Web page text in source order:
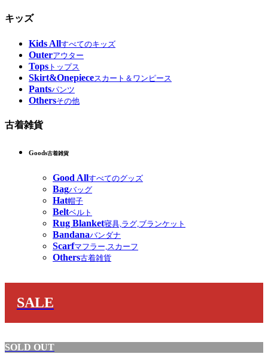
キッズ
Kids Allすべてのキッズ
Outerアウター
Tops トップス
Skirt&Onepieceスカート＆ワンピース
Pantsパンツ
Othersその他
古着雑貨
Goods古着雑貨
Good Allすべてのグッズ
Bagバッグ
Hat帽子
Beltベルト
Rug Blanket寝具,ラグ,ブランケット
Bandanaバンダナ
Scarfマフラー,スカーフ
Others古着雑貨
SALE
SOLD OUT